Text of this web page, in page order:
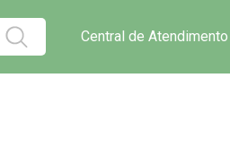
Central de Atendimento